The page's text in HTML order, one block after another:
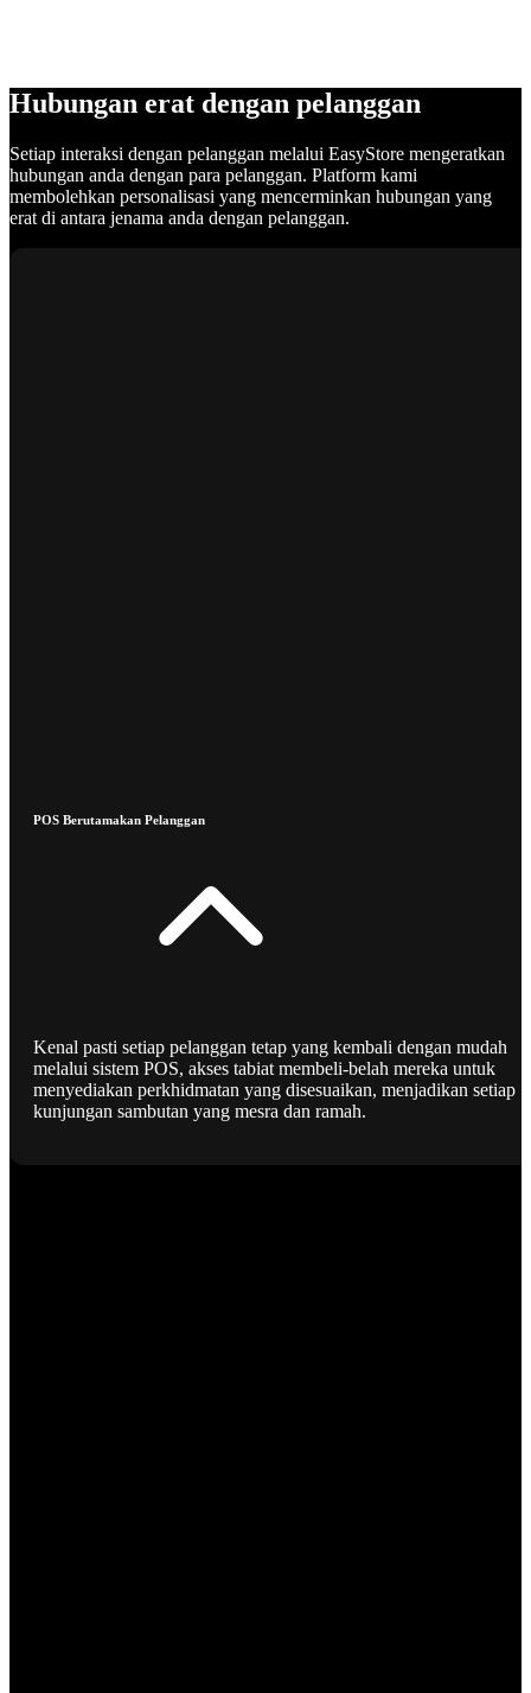
Hubungan erat dengan pelanggan
Setiap interaksi dengan pelanggan melalui EasyStore mengeratkan
hubungan anda dengan para pelanggan. Platform kami
membolehkan personalisasi yang mencerminkan hubungan yang
erat di antara jenama anda dengan pelanggan.
POS Berutamakan Pelanggan
Kenal pasti setiap pelanggan tetap yang kembali dengan mudah
melalui sistem POS, akses tabiat membeli-belah mereka untuk
menyediakan perkhidmatan yang disesuaikan, menjadikan setiap
kunjungan sambutan yang mesra dan ramah.